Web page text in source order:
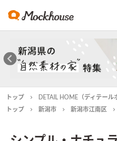
トップ DETAIL HOME（ディテール
トップ
新潟市 新潟市江南区